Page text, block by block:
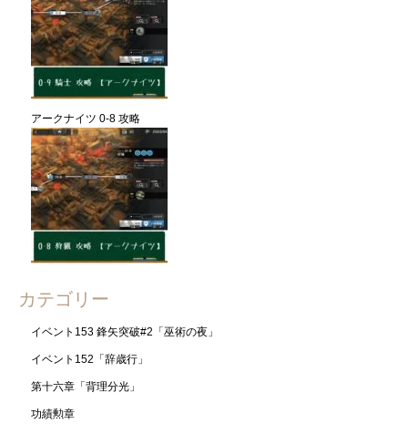
アークナイツ 0-8 攻略
カテゴリー
イベント153 鋒矢突破#2「巫術の夜」
イベント152「辞歳行」
第十六章「背理分光」
功績勲章